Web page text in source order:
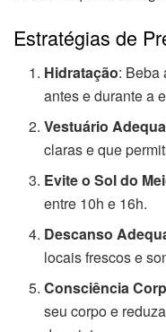
Estratégias de
Hidratação: Beba
antes e durante a
Vestuário
claras e que
Evite o Sol do
entre 10h e 16h.
Descanso
locais frescos e
Consciência
seu corpo e